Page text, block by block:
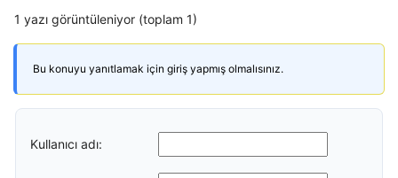
1 yazı görüntüleniyor (toplam 1)
Bu konuyu yanıtlamak için giriş yapmış olmalısınız.
Kullanıcı adı: